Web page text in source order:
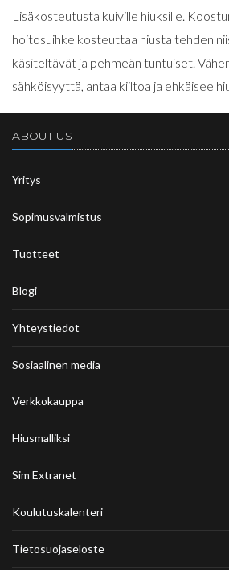
Lisäkosteutusta kuiville hiuksille.
hoitosuihke kosteuttaa hiusta tehden
käsiteltävät ja pehmeän tuntuiset.
sähköisyyttä, antaa kiiltoa ja ehkäisee
ABOUT US
Yritys
Sopimusvalmistus
Tuotteet
Blogi
Yhteystiedot
Sosiaalinen media
Verkkokauppa
Hiusmalliksi
Sim Extranet
Koulutuskalenteri
Tietosuojaseloste